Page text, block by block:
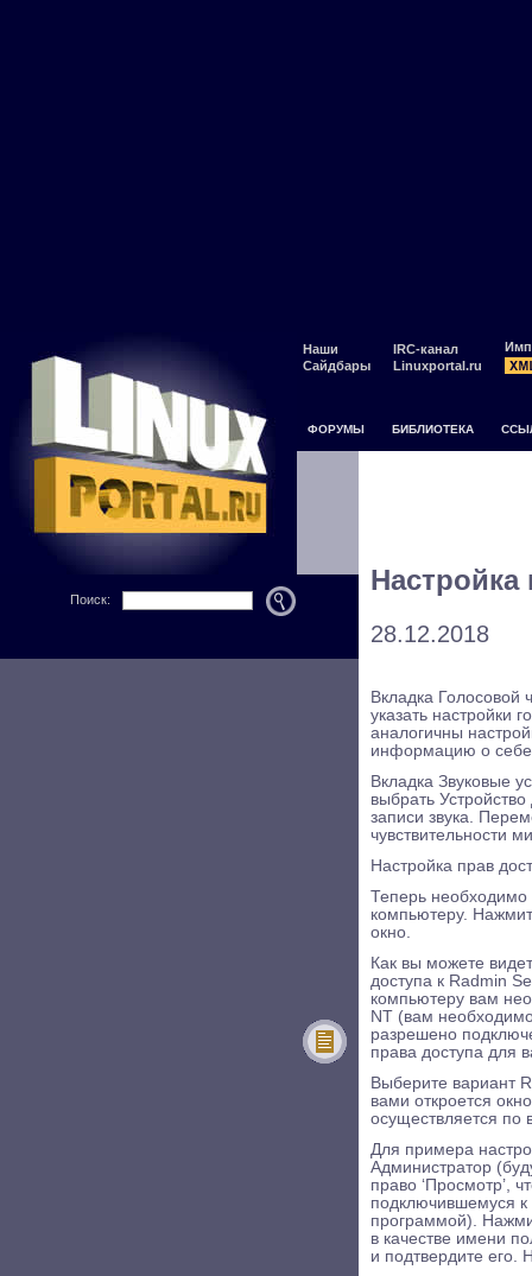
Наши
Сайдбары
IRC-канал
Linuxportal.ru
ФОРУМЫ БИБЛИОТЕКА
Поиск:
Настройка
28.12.2018
Вкладка Голосовой
указать настройки
аналогичны
информацию о себе
Вкладка Звуковые
выбрать
записи звука.
чувствительности
Настройка прав
Теперь необходимо
компьютеру.
окно.
Как вы можете
доступа к Radmin
компьютеру вам
NT (вам
разрешено
права доступа для
Выберите вариант
вами откроется
осуществляется по
Для примера
Администратор
право ‘Просмотр’,
подключившемуся
программой).
в качестве имени
и подтвердите его.